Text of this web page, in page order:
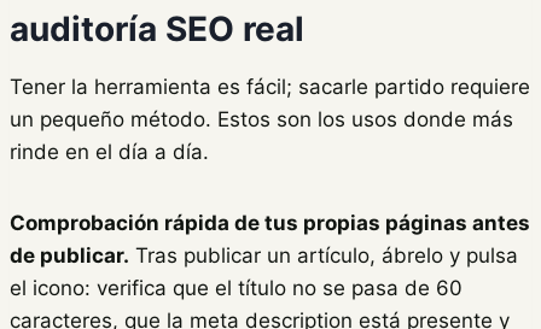
auditoría SEO real
Tener la herramienta es fácil; sacarle partido requiere
un pequeño método. Estos son los usos donde más
rinde en el día a día.
Comprobación rápida de tus propias páginas antes
de publicar. Tras publicar un artículo, ábrelo y pulsa
el icono: verifica que el título no se pasa de 60
caracteres, que la meta description está presente y